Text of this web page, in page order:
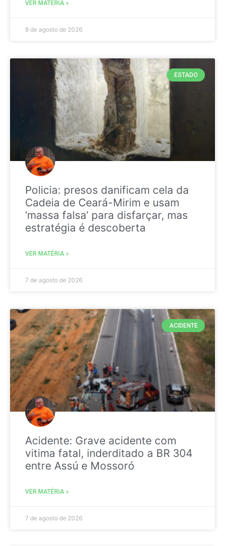
VER MATÉRIA »
8 de agosto de 2026
ESTADO
Policia: presos danificam cela da
Cadeia de Ceará-Mirim e usam
‘massa falsa’ para disfarçar, mas
estratégia é descoberta
VER MATÉRIA »
7 de agosto de 2026
ACIDENTE
Acidente: Grave acidente com
vitima fatal, inderditado a BR 304
entre Assú e Mossoró
VER MATÉRIA »
7 de agosto de 2026